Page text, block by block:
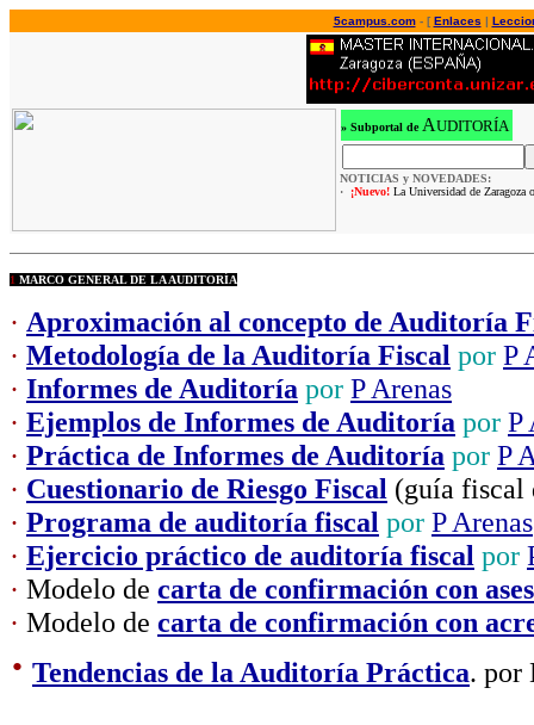
5campus.com - [Enlaces |
» Subportal de AUDITORÍA
NOTICIAS y NOVEDADES:
·
¡Nuevo! La Universidad de Zaragoza
1 MARCO GENERAL DE LA AUDITORÍA
· Aproximación al concepto de Auditoría
· Metodología de la Auditoría Fiscal por P
· Informes de Auditoría por P Arenas
· Ejemplos de Informes de Auditoría por P
· Práctica de Informes de Auditoría por P
· Cuestionario de Riesgo Fiscal (guía fiscal
· Programa de auditoría fiscal por P Arenas
· Ejercicio práctico de auditoría fiscal por
· Modelo de carta de confirmación con
· Modelo de carta de confirmación con
· Tendencias de la Auditoría Práctica. por